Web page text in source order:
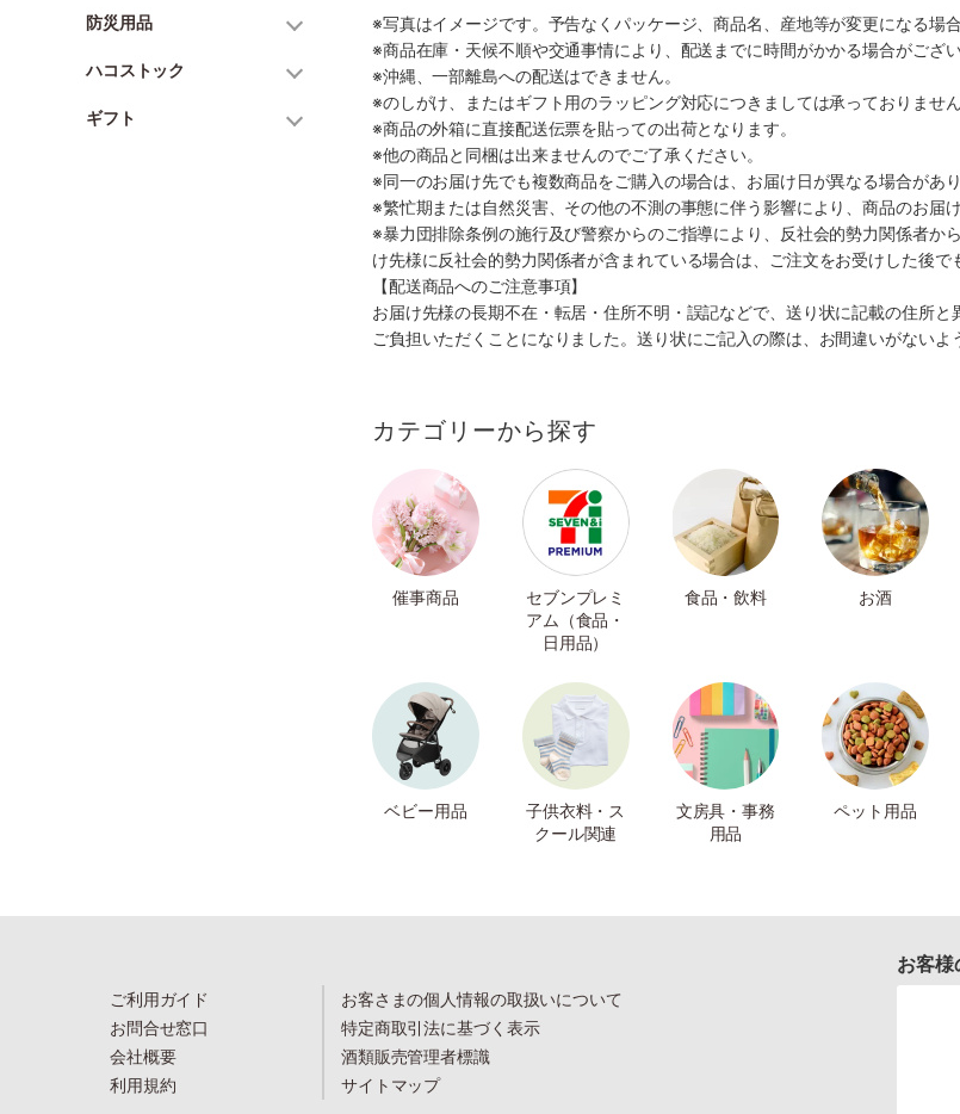
防災用品
ハコストック
ギフト
※写真はイメージです。予告なくパッケージ、商品名、産地等が変更になる場
※商品在庫・天候不順や交通事情により、配送までに時間がかかる場合がござい
※沖縄、一部離島への配送はできません。
※のしがけ、またはギフト用のラッピング対応につきましては承っておりません
※商品の外箱に直接配送伝票を貼っての出荷となります。
※他の商品と同梱は出来ませんのでご了承ください。
※同一のお届け先でも複数商品をご購入の場合は、お届け日が異なる場合があり
※繁忙期または自然災害、その他の不測の事態に伴う影響により、商品のお届
※暴力団排除条例の施行及び警察からのご指導により、反社会的勢力関係者
け先様に反社会的勢力関係者が含まれている場合は、ご注文をお受けした後
【配送商品へのご注意事項】
お届け先様の長期不在・転居・住所不明・誤記などで、送り状に記載の住所
ご負担いただくことになりました。送り状にご記入の際は、お間違いがないよ
カテゴリーから探す
催事商品
セブンプレミ
アム（食品・
日用品）
食品・飲料 お酒
ベビー用品
子供衣料・ス
クール関連
文房具・事務
用品
ペット用品
ご利用ガイド
お問合せ窓口
会社概要
利用規約
お客さまの個人情報の取扱いについて
特定商取引法に基づく表示
酒類販売管理者標識
サイトマップ
お客様